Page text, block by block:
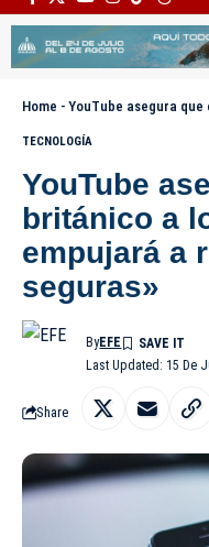
Home - YouTube asegura que el veto
TECNOLOGÍA
YouTube
británico a
empujará a
seguras»
Last Updated: 15 De
ByEFE
Share